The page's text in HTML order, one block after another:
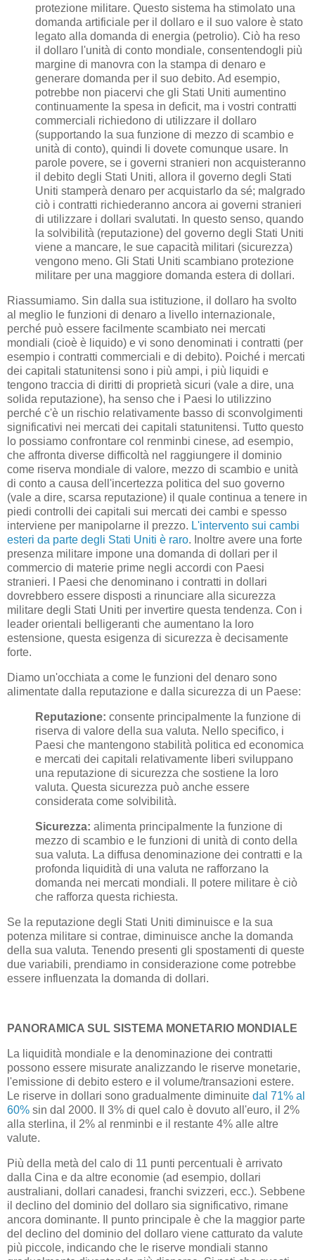
protezione militare. Questo sistema ha stimolato una
domanda artificiale per il dollaro e il suo valore è stato
legato alla domanda di energia (petrolio). Ciò ha reso
il dollaro l'unità di conto mondiale, consentendogli più
margine di manovra con la stampa di denaro e
generare domanda per il suo debito. Ad esempio,
potrebbe non piacervi che gli Stati Uniti aumentino
continuamente la spesa in deficit, ma i vostri contratti
commerciali richiedono di utilizzare il dollaro
(supportando la sua funzione di mezzo di scambio e
unità di conto), quindi li dovete comunque usare. In
parole povere, se i governi stranieri non acquisteranno
il debito degli Stati Uniti, allora il governo degli Stati
Uniti stamperà denaro per acquistarlo da sé; malgrado
ciò i contratti richiederanno ancora ai governi stranieri
di utilizzare i dollari svalutati. In questo senso, quando
la solvibilità (reputazione) del governo degli Stati Uniti
viene a mancare, le sue capacità militari (sicurezza)
vengono meno. Gli Stati Uniti scambiano protezione
militare per una maggiore domanda estera di dollari.
Riassumiamo. Sin dalla sua istituzione, il dollaro ha svolto
al meglio le funzioni di denaro a livello internazionale,
perché può essere facilmente scambiato nei mercati
mondiali (cioè è liquido) e vi sono denominati i contratti (per
esempio i contratti commerciali e di debito). Poiché i mercati
dei capitali statunitensi sono i più ampi, i più liquidi e
tengono traccia di diritti di proprietà sicuri (vale a dire, una
solida reputazione), ha senso che i Paesi lo utilizzino
perché c'è un rischio relativamente basso di sconvolgimenti
significativi nei mercati dei capitali statunitensi. Tutto questo
lo possiamo confrontare col renminbi cinese, ad esempio,
che affronta diverse difficoltà nel raggiungere il dominio
come riserva mondiale di valore, mezzo di scambio e unità
di conto a causa dell'incertezza politica del suo governo
(vale a dire, scarsa reputazione) il quale continua a tenere in
piedi controlli dei capitali sui mercati dei cambi e spesso
interviene per manipolarne il prezzo. L'intervento sui cambi
esteri da parte degli Stati Uniti è raro. Inoltre avere una forte
presenza militare impone una domanda di dollari per il
commercio di materie prime negli accordi con Paesi
stranieri. I Paesi che denominano i contratti in dollari
dovrebbero essere disposti a rinunciare alla sicurezza
militare degli Stati Uniti per invertire questa tendenza. Con i
leader orientali belligeranti che aumentano la loro
estensione, questa esigenza di sicurezza è decisamente
forte.
Diamo un'occhiata a come le funzioni del denaro sono
alimentate dalla reputazione e dalla sicurezza di un Paese:
Reputazione: consente principalmente la funzione di
riserva di valore della sua valuta. Nello specifico, i
Paesi che mantengono stabilità politica ed economica
e mercati dei capitali relativamente liberi sviluppano
una reputazione di sicurezza che sostiene la loro
valuta. Questa sicurezza può anche essere
considerata come solvibilità.
Sicurezza: alimenta principalmente la funzione di
mezzo di scambio e le funzioni di unità di conto della
sua valuta. La diffusa denominazione dei contratti e la
profonda liquidità di una valuta ne rafforzano la
domanda nei mercati mondiali. Il potere militare è ciò
che rafforza questa richiesta.
Se la reputazione degli Stati Uniti diminuisce e la sua
potenza militare si contrae, diminuisce anche la domanda
della sua valuta. Tenendo presenti gli spostamenti di queste
due variabili, prendiamo in considerazione come potrebbe
essere influenzata la domanda di dollari.
PANORAMICA SUL SISTEMA MONETARIO MONDIALE
La liquidità mondiale e la denominazione dei contratti
possono essere misurate analizzando le riserve monetarie,
l'emissione di debito estero e il volume/transazioni estere.
Le riserve in dollari sono gradualmente diminuite dal 71% al
60% sin dal 2000. Il 3% di quel calo è dovuto all'euro, il 2%
alla sterlina, il 2% al renminbi e il restante 4% alle altre
valute.
Più della metà del calo di 11 punti percentuali è arrivato
dalla Cina e da altre economie (ad esempio, dollari
australiani, dollari canadesi, franchi svizzeri, ecc.). Sebbene
il declino del dominio del dollaro sia significativo, rimane
ancora dominante. Il punto principale è che la maggior parte
del declino del dominio del dollaro viene catturato da valute
più piccole, indicando che le riserve mondiali stanno